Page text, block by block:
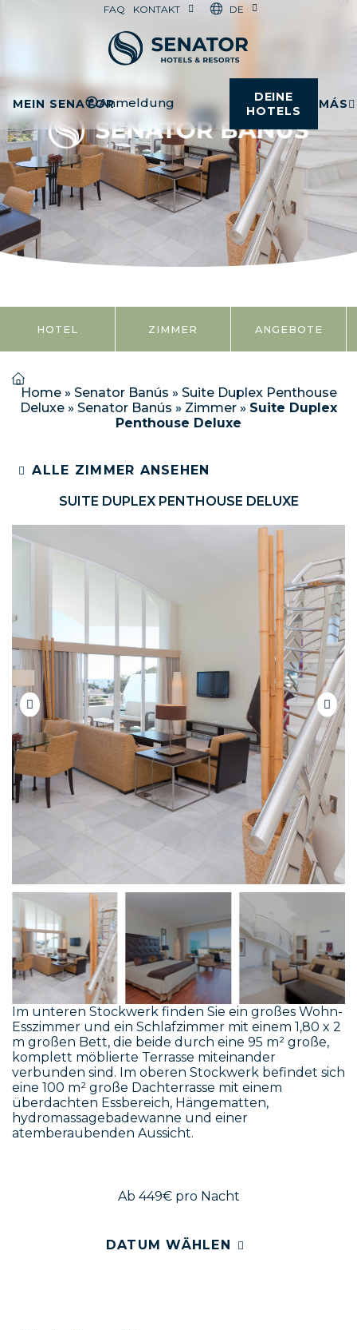
FAQ KONTAKT DE
MEIN SENATORAnmeldung
DEINE
HOTELS
MÁS
HOTEL ZIMMER ANGEBOTE
Home» Senator Banús » Suite Duplex Penthouse
Deluxe » Senator Banús » Zimmer » Suite Duplex
Penthouse Deluxe
ALLE ZIMMER ANSEHEN
SUITE DUPLEX PENTHOUSE DELUXE
Im unteren Stockwerk finden Sie ein großes Wohn-
Esszimmer und ein Schlafzimmer mit einem 1,80 x 2
m großen Bett, die beide durch eine 95 m² große,
komplett möblierte Terrasse miteinander
verbunden sind. Im oberen Stockwerk befindet sich
eine 100 m² große Dachterrasse mit einem
überdachten Essbereich, Hängematten,
hydromassagebadewanne und einer
atemberaubenden Aussicht.
Ab 449€pro Nacht
DATUM WÄHLEN